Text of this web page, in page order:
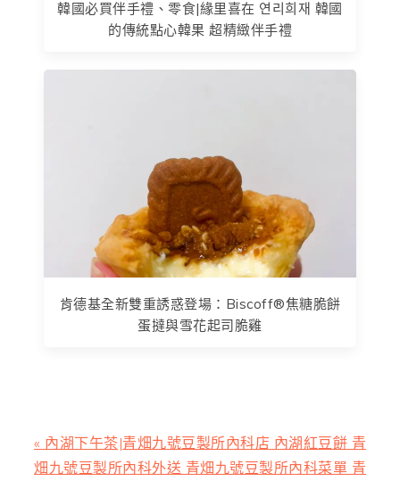
韓國必買伴手禮、零食|緣里喜在 연리희재 韓國
的傳統點心韓果 超精緻伴手禮
肯德基全新雙重誘惑登場：Biscoff®焦糖脆餅
蛋撻與雪花起司脆雞
上
一
« 內湖下午茶|青畑九號豆製所內科店 內湖紅豆餅 青
畑九號豆製所內科外送 青畑九號豆製所內科菜單 青